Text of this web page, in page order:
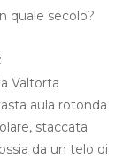
quale secolo?
aula rotonda
staccata
da un telo di